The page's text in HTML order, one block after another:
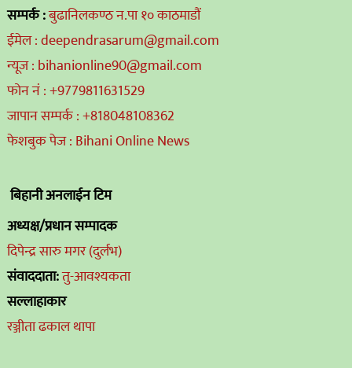
सम्पर्क :बुढानिलकण्ठ न.पा १० काठमाडौं
ईमेल : deependrasarum@gmail.com
न्यूज : bihanionline90@gmail.com
फोन नं : +9779811631529
जापान सम्पर्क : +818048108362
फेशबुक पेज : Bihani Online News
बिहानी अनलाईन टिम
अध्यक्ष/प्रधान सम्पादक
दिपेन्द्र सारु मगर (दुर्लभ)
संवाददाता:तु-आवश्यकता
सल्लाहाकार
रञ्जीता ढकाल थापा